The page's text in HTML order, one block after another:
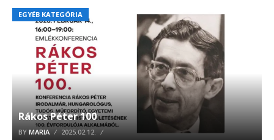
EGYÉB KATEGÓRIA
Rákos Péter 100
BY MARIA 2025.02.12.